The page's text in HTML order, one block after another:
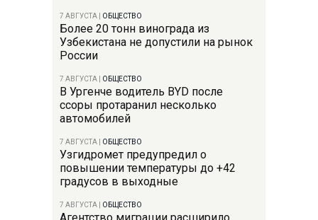
7 АВГУСТА ОБЩЕСТВО
Более 20 тонн винограда из
Узбекистана не допустили на рынок
России
7 АВГУСТА ОБЩЕСТВО
В Ургенче водитель BYD после
ссоры протаранил несколько
автомобилей
7 АВГУСТА ОБЩЕСТВО
Узгидромет предупредил о
повышении температуры до +42
градусов в выходные
7 АВГУСТА ОБЩЕСТВО